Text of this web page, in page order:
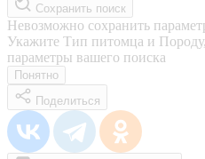
Сохранить поиск
Невозможно сохранить
Укажите Тип питомца и
параметры вашего поиска
Понятно
Поделиться